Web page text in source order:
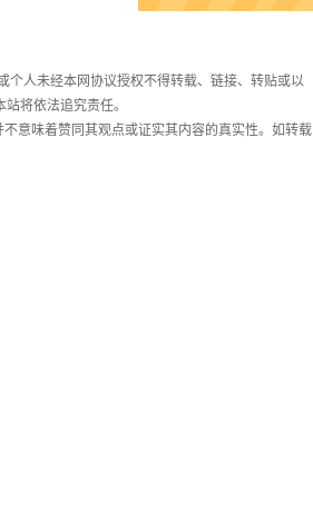
个人未经本网协议授权不得转载、链接、转贴或以
将依法追究责任。
意味着赞同其观点或证实其内容的真实性。如转载